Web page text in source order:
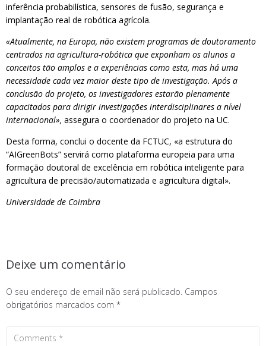
inferência probabilística, sensores de fusão, segurança e
implantação real de robótica agrícola.
«Atualmente, na Europa, não existem programas de doutoramento
centrados na agricultura-robótica que exponham os alunos a
conceitos tão amplos e a experiências como esta, mas há uma
necessidade cada vez maior deste tipo de investigação. Após a
conclusão do projeto, os investigadores estarão plenamente
capacitados para dirigir investigações interdisciplinares a nível
internacional», assegura o coordenador do projeto na UC.
Desta forma, conclui o docente da FCTUC, «a estrutura do
“AIGreenBots” servirá como plataforma europeia para uma
formação doutoral de excelência em robótica inteligente para
agricultura de precisão/automatizada e agricultura digital».
Universidade de Coimbra
Deixe um comentário
O seu endereço de email não será publicado. Campos
obrigatórios marcados com *